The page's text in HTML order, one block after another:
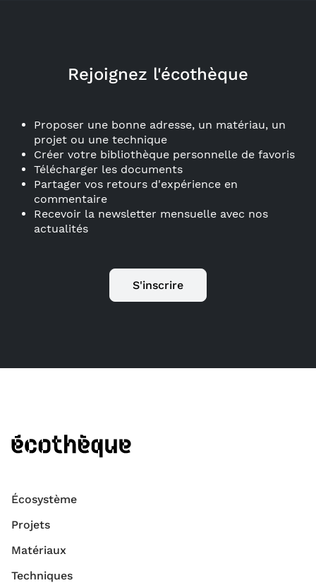
Rejoignez l'écothèque
Proposer une bonne adresse, un matériau, un
projet ou une technique
Créer votre bibliothèque personnelle de favoris
Télécharger les documents
Partager vos retours d'expérience en
commentaire
Recevoir la newsletter mensuelle avec nos
actualités
S'inscrire
Écosystème
Projets
Matériaux
Techniques